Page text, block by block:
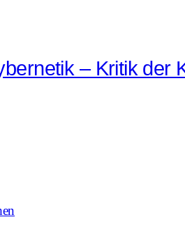
– Kritik der